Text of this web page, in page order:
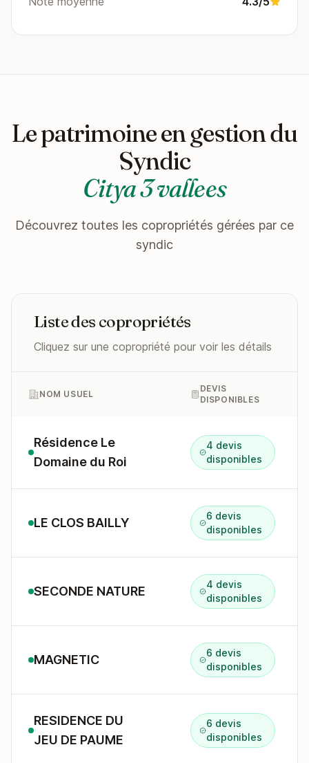
Le patrimoine en gestion du
Syndic
Citya 3 vallees
Découvrez toutes les copropriétés gérées par ce
syndic
Liste des copropriétés
Cliquez sur une copropriété pour voir les détails
NOM USUEL
DEVIS
DISPONIBLES
Résidence Le
Domaine du Roi
4 devis
disponibles
LE CLOS BAILLY
6 devis
disponibles
SECONDE NATURE
4 devis
disponibles
MAGNETIC
6 devis
disponibles
RESIDENCE DU
JEU DE PAUME
6 devis
disponibles